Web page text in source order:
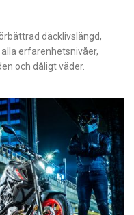
däcklivslängd,
erfarenhetsnivåer,
och dåligt väder.